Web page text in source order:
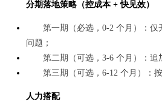
分期落地策略（控成本 + 快见效）
第一期（必选，0-2 个月）：
问题；
第二期（可选，3-6 个月）：
第三期（可选，6-12 个月）：
人力搭配